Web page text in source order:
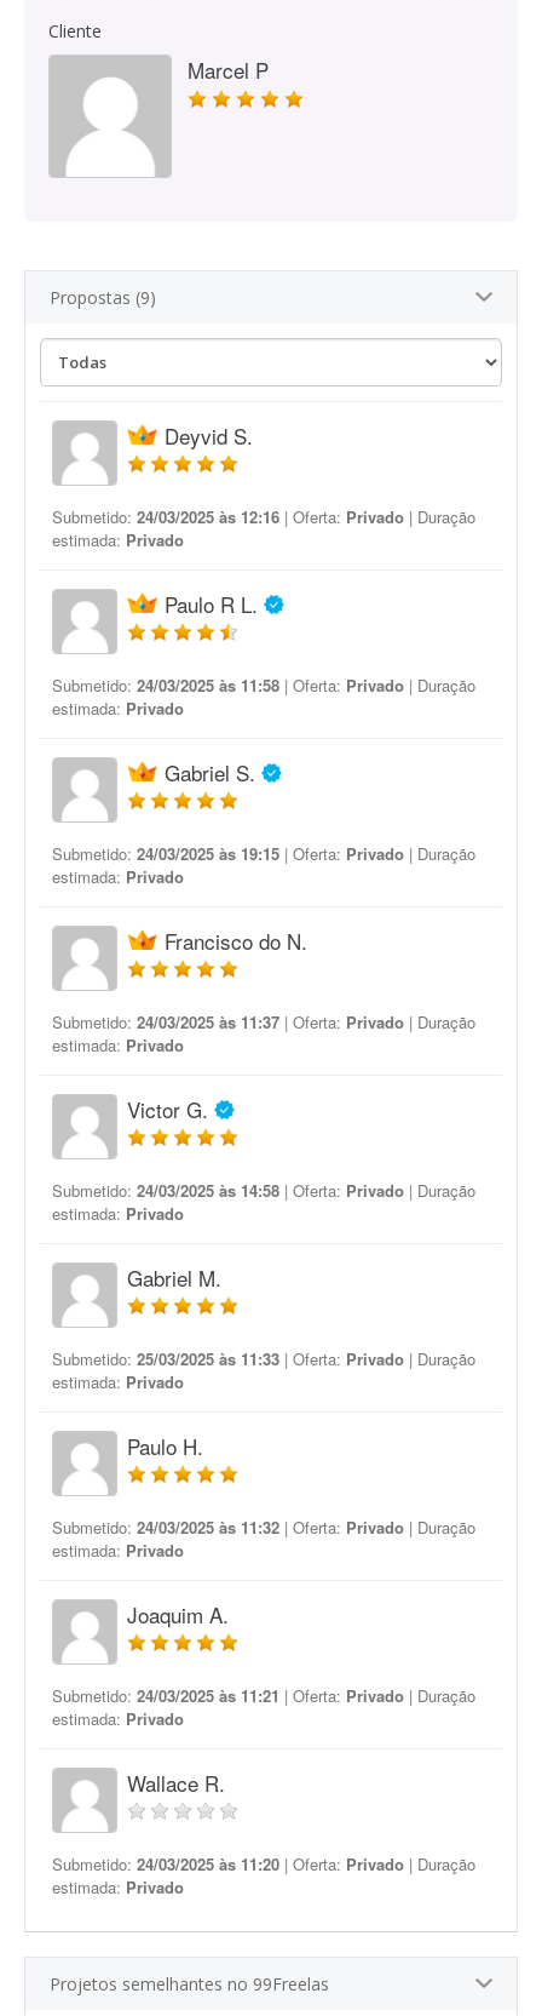
Cliente
Marcel P
Propostas (9)
Deyvid S.
Submetido: 24/03/2025 às 12:16 | Oferta: Privado | Duração
estimada: Privado
Paulo R L.
Submetido: 24/03/2025 às 11:58 | Oferta: Privado | Duração
estimada: Privado
Gabriel S.
Submetido: 24/03/2025 às 19:15 | Oferta: Privado | Duração
estimada: Privado
Francisco do N.
Submetido: 24/03/2025 às 11:37 | Oferta: Privado | Duração
estimada: Privado
Victor G.
Submetido: 24/03/2025 às 14:58 | Oferta: Privado | Duração
estimada: Privado
Gabriel M.
Submetido: 25/03/2025 às 11:33 | Oferta: Privado | Duração
estimada: Privado
Paulo H.
Submetido: 24/03/2025 às 11:32 | Oferta: Privado | Duração
estimada: Privado
Joaquim A.
Submetido: 24/03/2025 às 11:21 | Oferta: Privado | Duração
estimada: Privado
Wallace R.
Submetido: 24/03/2025 às 11:20 | Oferta: Privado | Duração
estimada: Privado
Projetos semelhantes no 99Freelas